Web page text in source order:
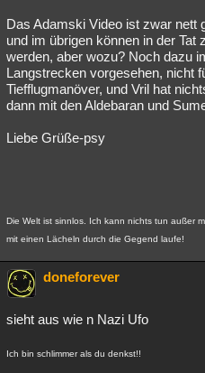
Das Adamski Video ist zwar nett
und im übrigen können in der
werden, aber wozu? Noch dazu
Langstrecken vorgesehen, nicht
Tiefflugmanöver, und Vril hat
dann mit den Aldebaran und
Liebe Grüße-psy
Die Welt ist sinnlos. Ich kann nichts tun außer
mit einen Lächeln durch die Gegend laufe!
doneforever
sieht aus wie n Nazi Ufo
Ich bin schlimmer als du denkst!!